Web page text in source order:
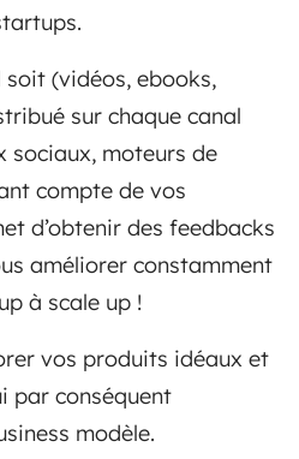
soit (vidéos, ebooks,
sur chaque canal
sociaux, moteurs de
compte de vos
d’obtenir des feedbacks
améliorer constamment
à scale up !
vos produits idéaux et
par conséquent
modèle.